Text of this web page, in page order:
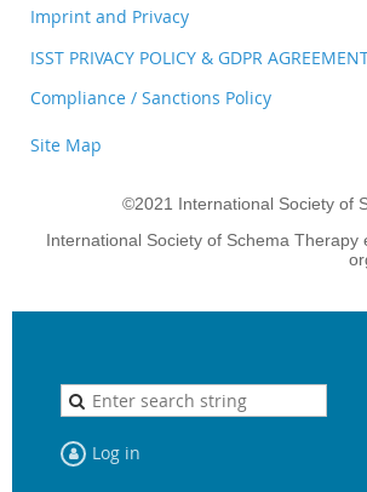
Imprint and Privacy
ISST PRIVACY POLICY & GDPR
Compliance / Sanctions Policy
Site Map
©2021 International Society of
International Society of Schema Therapy
Log in